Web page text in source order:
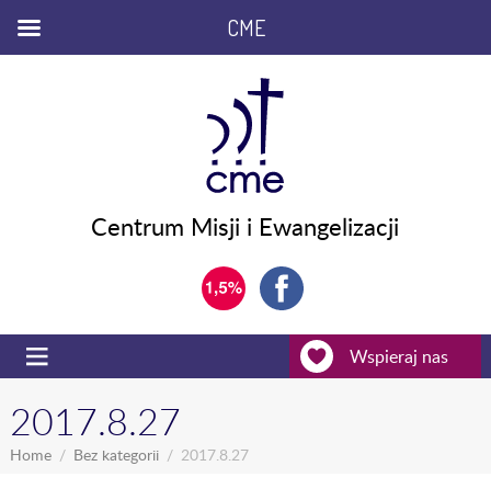
Centrum Misji i Ewangelizacji
Wspieraj nas
2017.8.27
Home Bez kategorii 2017.8.27
CME